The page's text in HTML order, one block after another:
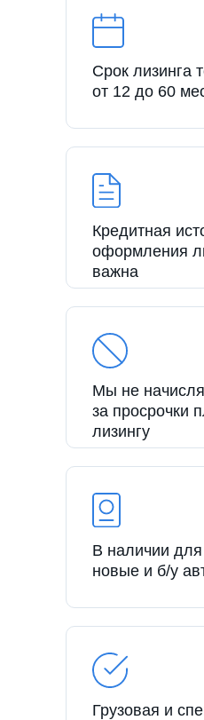
Срок лизинга
от 12 до 60
Кредитная
оформления
важна
Мы не
за просрочки
лизингу
В наличии для
новые и б/у
Грузовая и